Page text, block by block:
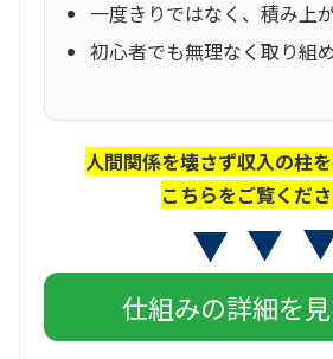
一度きりではなく、積み上
初心者でも無理なく取り組
人間関係を壊さず収入の柱を
こちらをご覧くださ
仕組みの詳細を